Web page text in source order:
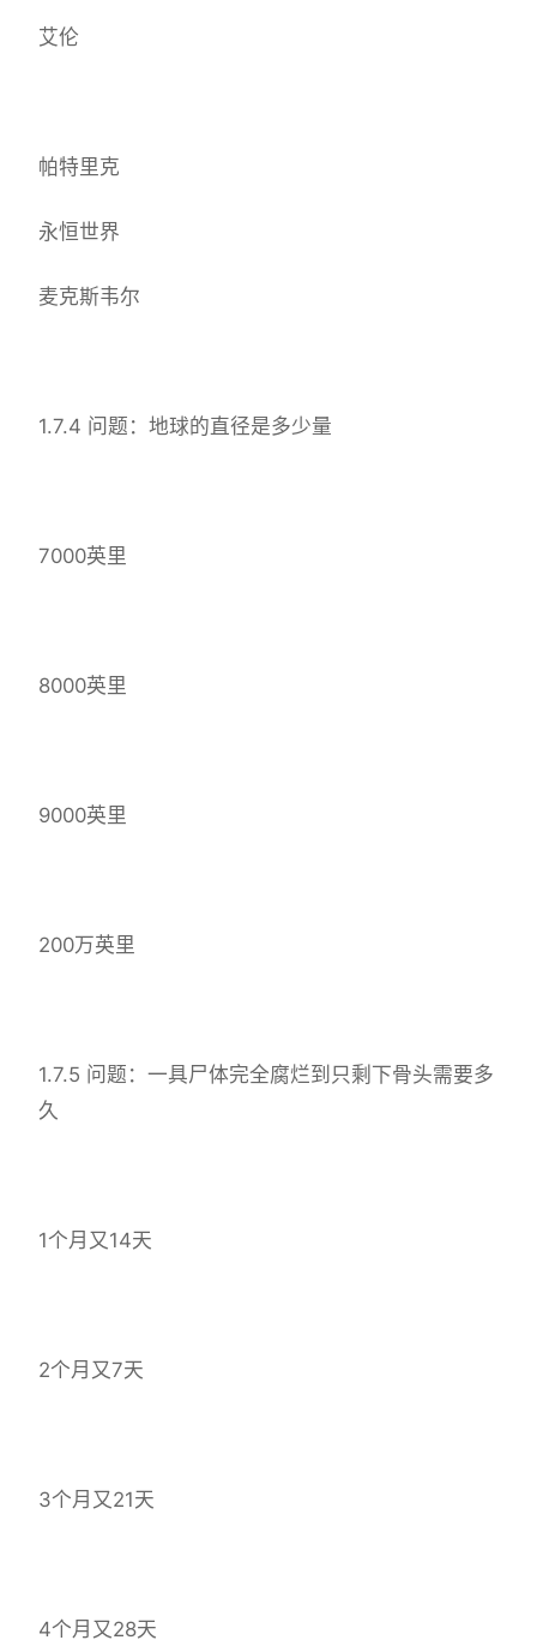
艾伦
帕特里克
永恒世界
麦克斯韦尔
1.7.4 问题：地球的直径是多少量
7000英里
8000英里
9000英里
200万英里
1.7.5 问题：一具尸体完全腐烂到只剩下骨头需要多
久
1个月又14天
2个月又7天
3个月又21天
4个月又28天